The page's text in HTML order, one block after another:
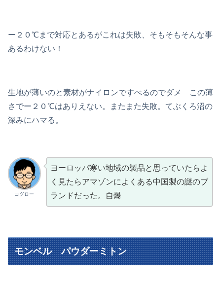
ー２０℃まで対応とあるがこれは失敗、そもそもそんな事
あるわけない！
生地が薄いのと素材がナイロンですべるのでダメ この薄
さでー２０℃はありえない。またまた失敗。てぶくろ沼の
深みにハマる。
コグロー
ヨーロッパ寒い地域の製品と思っていたらよ
く見たらアマゾンによくある中国製の謎のブ
ランドだった。自爆
モンベル パウダーミトン